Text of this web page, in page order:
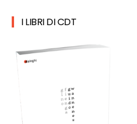
I LIBRI DI CDT